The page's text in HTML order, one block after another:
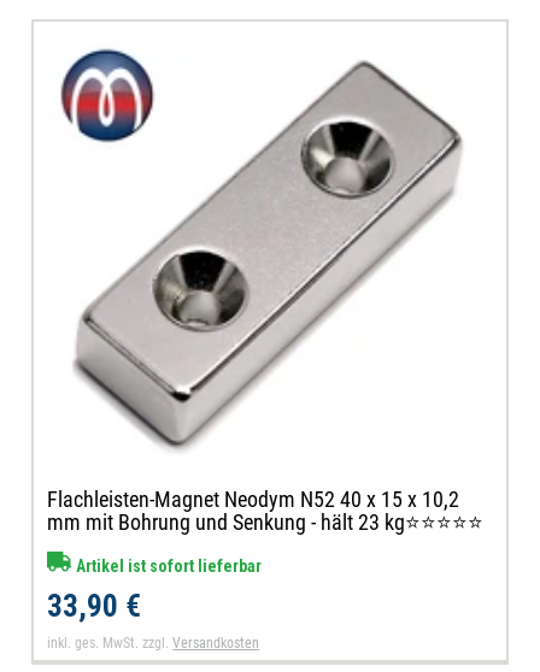
Flachleisten-Magnet Neodym N52 40 x 15 x 10,2
mm mit Bohrung und Senkung - hält 23 kg⭐⭐⭐⭐⭐
Artikel ist sofort lieferbar
33,90 €
inkl. ges. MwSt. zzgl.Versandkosten